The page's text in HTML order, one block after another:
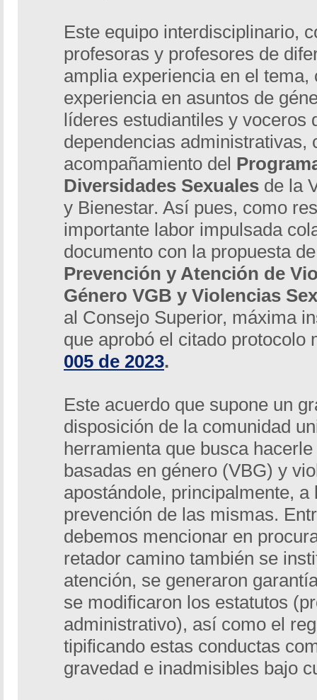
Este equipo interdisciplinario,
profesoras y profesores de
amplia experiencia en el tema,
experiencia en asuntos de
líderes estudiantiles y voceros
dependencias administrativas,
acompañamiento del
Diversidades Sexuales de la
y Bienestar. Así pues, como
importante labor impulsada
documento con la propuesta
Prevención y Atención de
Género VGB y Violencias
al Consejo Superior, máxima
que aprobó el citado protocolo
005 de 2023.
Este acuerdo que supone un
disposición de la comunidad
herramienta que busca
basadas en género (VBG) y
apostándole, principalmente,
prevención de las mismas.
debemos mencionar en
retador camino también se
atención, se generaron
se modificaron los estatutos
administrativo), así como el
tipificando estas conductas
gravedad e inadmisibles bajo